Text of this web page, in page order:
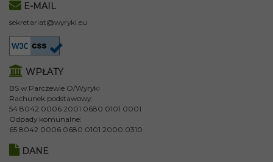
E-MAIL
sekretariat@wyryki.eu
WPŁATY
BS w Parczewie O/Wyryki
Rachunek podstawowy:
54 8042 0006 2001 0680 0101 0001
Odpady komunalne:
65 8042 0006 0680 0101 2000 0310
DANE